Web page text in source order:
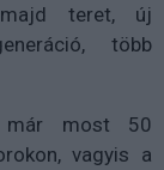
teret, új
több
már most 50
vagyis a